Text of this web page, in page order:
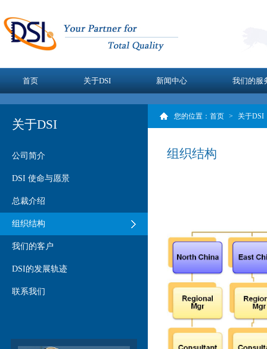
首页 关于DSI 新闻中心 我们的服
关于DSI
公司简介
DSI 使命与愿景
总裁介绍
组织结构
我们的客户
DSI的发展轨迹
联系我们
您的位置： 首页 > 关于DSI
组织结构